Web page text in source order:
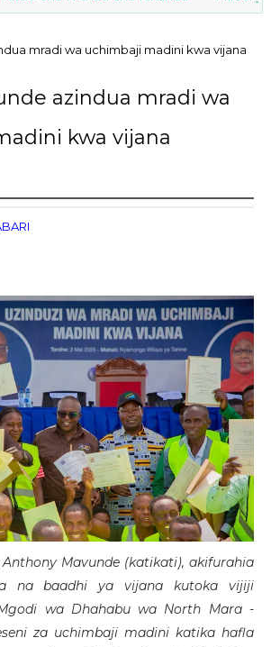
mradi wa uchimbaji madini kwa vijana
azindua mradi wa
kwa vijana
Mavunde (katikati), akifurahia
na baadhi ya vijana kutoka vijiji
wa Dhahabu wa North Mara -
za uchimbaji madini katika hafla